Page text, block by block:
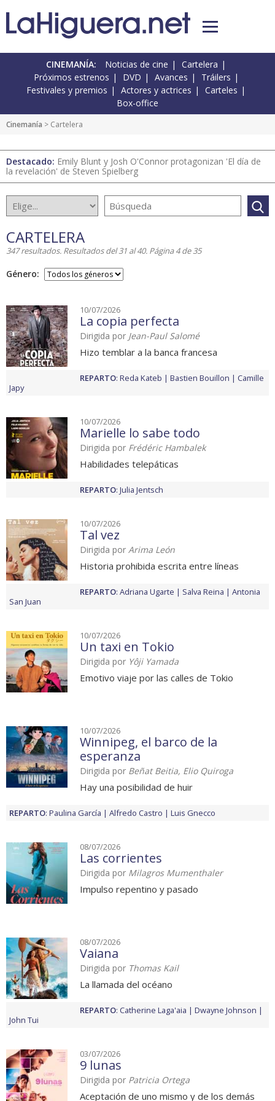
CINEMANÍA: Noticias de cine
Cartelera
Próximos estrenos
DVD Avances
Tráilers
Festivales y premios
Actores y actrices
Carteles
Box-office
Cinemanía > Cartelera
Destacado: Emily Blunt y Josh O'Connor protagonizan 'El día de
la revelación' de Steven Spielberg
CARTELERA
347 resultados. Resultados del 31 al 40. Página 4 de 35
Género:
10/07/2026
La copia perfecta
Dirigida por Jean-Paul Salomé
Hizo temblar a la banca francesa
REPARTO: Reda Kateb Bastien Bouillon
Camille
Japy
10/07/2026
Marielle lo sabe todo
Dirigida por Frédéric Hambalek
Habilidades telepáticas
REPARTO: Julia Jentsch
10/07/2026
Tal vez
Dirigida por Arima León
Historia prohibida escrita entre líneas
REPARTO: Adriana Ugarte Salva Reina
Antonia
San Juan
10/07/2026
Un taxi en Tokio
Dirigida por Yôji Yamada
Emotivo viaje por las calles de Tokio
10/07/2026
Winnipeg, el barco de la
esperanza
Dirigida por Beñat Beitia, Elio Quiroga
Hay una posibilidad de huir
REPARTO: Paulina García Alfredo Castro Luis Gnecco
08/07/2026
Las corrientes
Dirigida por Milagros Mumenthaler
Impulso repentino y pasado
08/07/2026
Vaiana
Dirigida por Thomas Kail
La llamada del océano
REPARTO: Catherine Laga'aia
Dwayne Johnson
John Tui
03/07/2026
9 lunas
Dirigida por Patricia Ortega
Aceptación de uno mismo y de los demás